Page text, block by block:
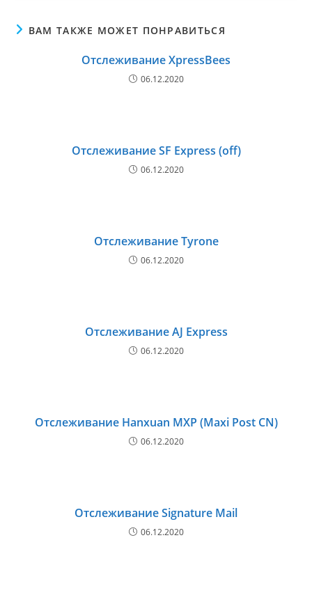
ВАМ ТАКЖЕ МОЖЕТ ПОНРАВИТЬСЯ
Отслеживание XpressBees
06.12.2020
Отслеживание SF Express (off)
06.12.2020
Отслеживание Tyrone
06.12.2020
Отслеживание AJ Express
06.12.2020
Отслеживание Hanxuan MXP (Maxi Post CN)
06.12.2020
Отслеживание Signature Mail
06.12.2020